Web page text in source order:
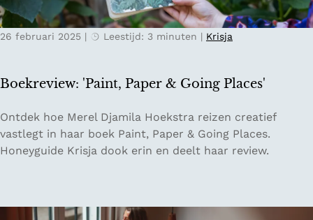
i
z
e
e
c
h
t
m
a
n
p
r
e
v
Boekreview: 'Paint, Paper & Going Places'
26 februari 2025 | Leestijd: 3 minuten | Krisja
B
o
e
Ontdek hoe Merel Djamila Hoekstra reizen creatief
vastlegt in haar boek Paint, Paper & Going Places.
Honeyguide Krisja dook erin en deelt haar review.